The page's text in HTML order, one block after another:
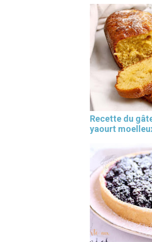
Recette du
yaourt
Les 30 outils indispensables
EN PÂTISSERIE